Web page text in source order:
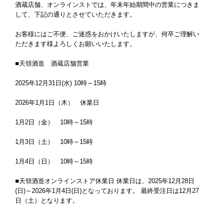
酒蔵店舗、オンラインストでは、年末年始期間中の営業につきま
して、下記の通りとさせていただきます。
お客様にはご不便、ご迷惑をおかけいたしますが、何卒ご理解い
ただきます様よろしくお願いいたします。
■天領酒造 酒蔵店舗営業
2025年12月31日(水) 10時～15時
2026年1月1日（木） 休業日
1月2日（金） 10時～15時
1月3日（土） 10時～15時
1月4日（日） 10時～15時
■天領酒造オンラインストア休業日 休業日は、2025年12月28日
(日)～2026年1月4日(日)となっております。 最終受注日は12月27
日（土）となります。